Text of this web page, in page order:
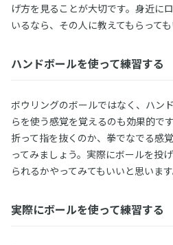
げ方を見ることが大切です。身近に
いるなら、その人に教えてもらっても
ハンドボールを使って練習する
ボウリングのボールではなく、ハン
らを使う感覚を覚えるのも効果的で
折って指を抜くのか、拳でなでる感
ってみましょう。実際にボールを投
られるかやってみてもいいと思います
実際にボールを使って練習する